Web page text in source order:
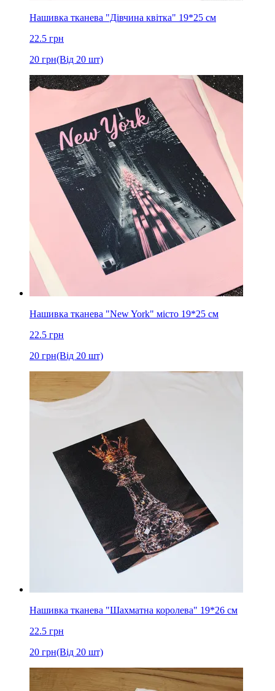
Нашивка тканева "Дівчина квітка" 19*25 см
22.5 грн
20 грн(Від 20 шт)
Нашивка тканева "New York" місто 19*25 см
22.5 грн
20 грн(Від 20 шт)
Нашивка тканева "Шахматна королева" 19*26 см
22.5 грн
20 грн(Від 20 шт)